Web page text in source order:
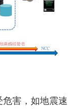
危害，如地震速